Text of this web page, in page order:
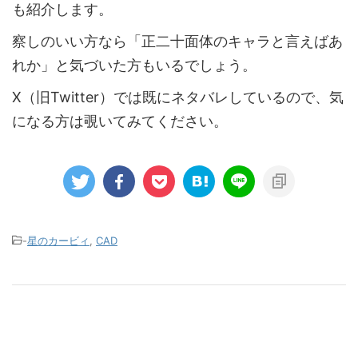
も紹介します。
察しのいい方なら「正二十面体のキャラと言えばあ
れか」と気づいた方もいるでしょう。
X（旧Twitter）では既にネタバレしているので、気
になる方は覗いてみてください。
-星のカービィ, CAD